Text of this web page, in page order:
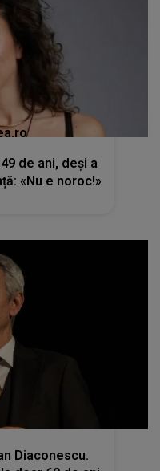
de ani, deși a
«Nu e noroc!»
Diaconescu.